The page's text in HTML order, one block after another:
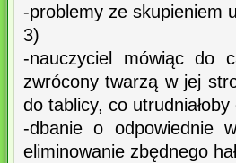
-problemy ze skupieniem
3)
-nauczyciel mówiąc do
zwrócony twarzą w jej
do tablicy, co
-dbanie o odpowiednie
eliminowanie zbędnego